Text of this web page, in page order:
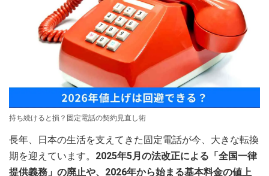
持ち続けると損？固定電話の契約見直し術
長年、日本の生活を支えてきた固定電話が今、大きな転換
期を迎えています。 2025年5月の法改正による「全国一律
提供義務」の廃止や、2026年から始まる基本料金の値上